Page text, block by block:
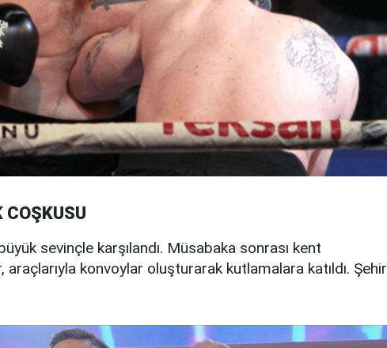
COŞKUSU
sevinçle karşılandı. Müsabaka sonrası kent
konvoylar oluşturarak kutlamalara katıldı. Şehir